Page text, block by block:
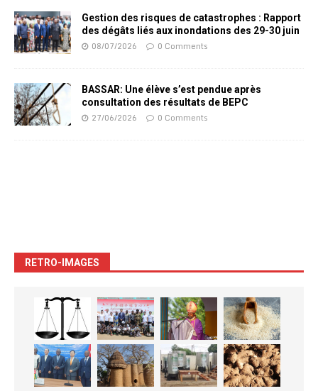
Gestion des risques de catastrophes : Rapport
des dégâts liés aux inondations des 29-30 juin
08/07/2026 0 Comments
BASSAR: Une élève s’est pendue après
consultation des résultats de BEPC
27/06/2026 0 Comments
RETRO-IMAGES